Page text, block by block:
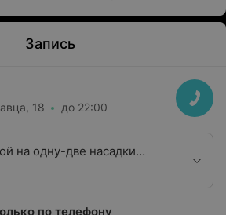
Запись
18 до 22:00
на одну-две насадки
по телефону